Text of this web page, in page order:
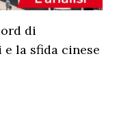
di
la sfida cinese